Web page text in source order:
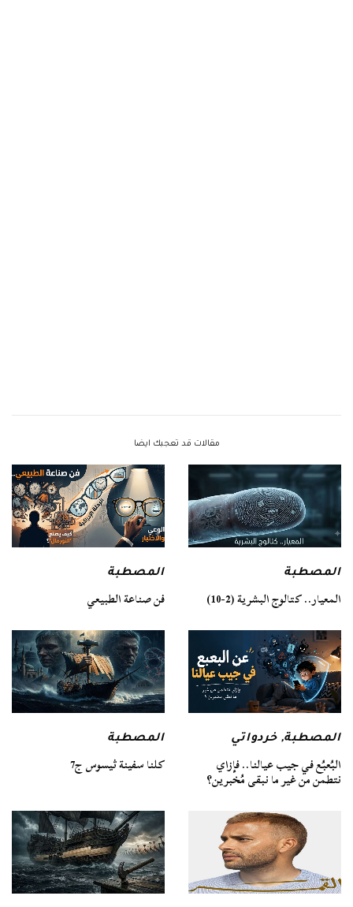
مقالات قد تعجبك ايضا
المصطبة
المعيار.. كتالوج البشرية (2-10)
المصطبة
فن صناعة الطبيعي
المصطبة,خردواتي
البُعبُع في جيب عيالنا.. فإزاي
نتطمن من غير ما نبقى مُخبرين؟
المصطبة
كلنا سفينة ثيسوس ج7